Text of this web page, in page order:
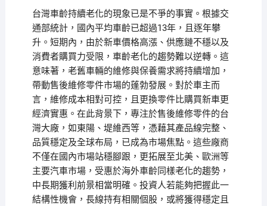
台灣車齡持續老化的現象已是不爭的事實。根據交
通部統計，國內平均車齡已超過13年，且逐年攀
升。短期內，由於新車價格高漲、供應鏈不穩以及
消費者購買力受限，車齡老化的趨勢難以逆轉。這
意味著，老舊車輛的維修與保養需求將持續增加，
帶動售後維修零件市場的蓬勃發展。對於車主而
言，維修成本相對可控，且更換零件比購買新車更
經濟實惠。在此背景下，專注於售後維修零件的台
灣大廠，如東陽、堤維西等，憑藉其產品線完整、
品質穩定及全球布局，已成為市場焦點。這些廠商
不僅在國內市場站穩腳跟，更拓展至北美、歐洲等
主要汽車市場，受惠於海外車齡同樣老化的趨勢，
中長期獲利前景相當明確。投資人若能夠把握此一
結構性機會，長線持有相關個股，或將獲得穩定且